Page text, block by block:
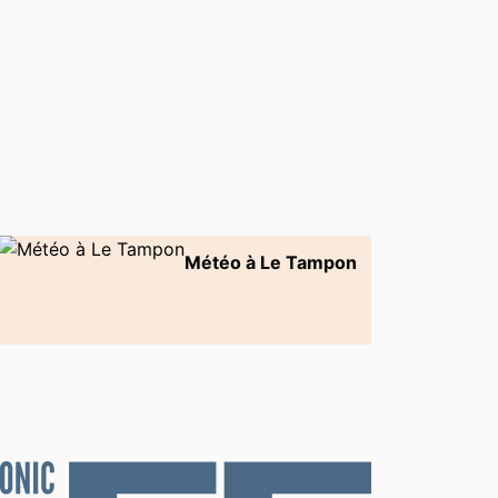
Météo à Le Tampon